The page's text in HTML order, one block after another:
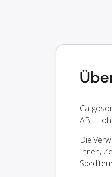
AB —
Die
Ihnen,